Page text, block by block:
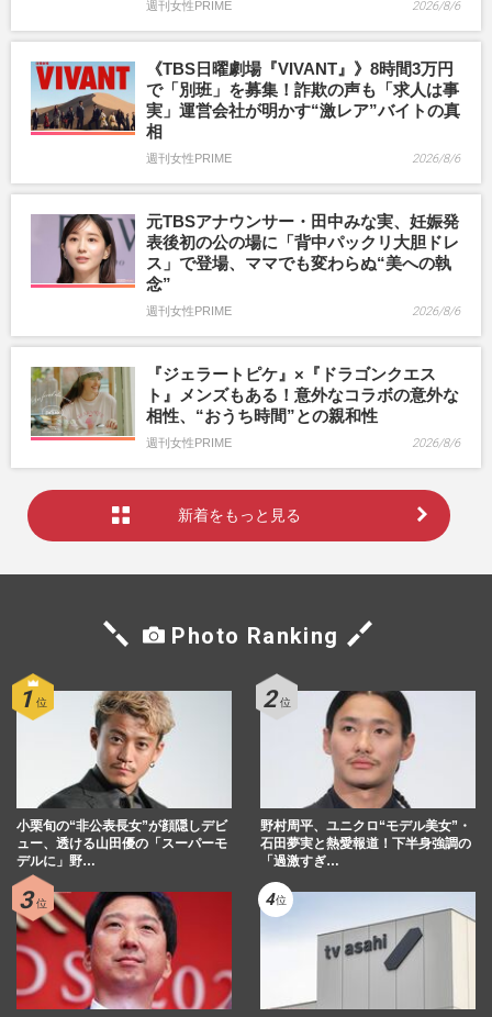
週刊女性PRIME 2026/8/6
《TBS日曜劇場『VIVANT』》8時間3万円
で「別班」を募集！詐欺の声も「求人は事
実」運営会社が明かす“激レア”バイトの真
相
週刊女性PRIME 2026/8/6
元TBSアナウンサー・田中みな実、妊娠発
表後初の公の場に「背中パックリ大胆ドレ
ス」で登場、ママでも変わらぬ“美への執
念”
週刊女性PRIME 2026/8/6
『ジェラートピケ』×『ドラゴンクエス
ト』メンズもある！意外なコラボの意外な
相性、“おうち時間”との親和性
週刊女性PRIME 2026/8/6
新着をもっと見る
Photo Ranking
小栗旬の“非公表長女”が顔隠しデビ
ュー、透ける山田優の「スーパーモ
デルに」野…
野村周平、ユニクロ“モデル美女”・
石田夢実と熱愛報道！下半身強調の
「過激すぎ…